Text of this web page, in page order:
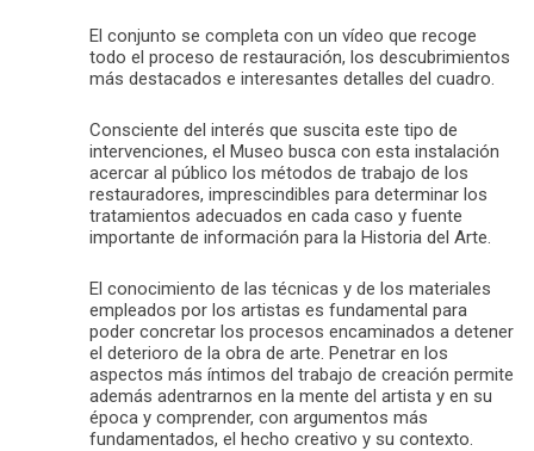
El conjunto se completa con un vídeo que recoge
todo el proceso de restauración, los descubrimientos
más destacados e interesantes detalles del cuadro.
Consciente del interés que suscita este tipo de
intervenciones, el Museo busca con esta instalación
acercar al público los métodos de trabajo de los
restauradores, imprescindibles para determinar los
tratamientos adecuados en cada caso y fuente
importante de información para la Historia del Arte.
El conocimiento de las técnicas y de los materiales
empleados por los artistas es fundamental para
poder concretar los procesos encaminados a detener
el deterioro de la obra de arte. Penetrar en los
aspectos más íntimos del trabajo de creación permite
además adentrarnos en la mente del artista y en su
época y comprender, con argumentos más
fundamentados, el hecho creativo y su contexto.